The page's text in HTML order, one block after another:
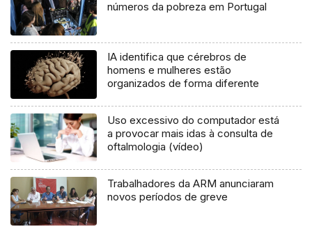
números da pobreza em Portugal
IA identifica que cérebros de
homens e mulheres estão
organizados de forma diferente
Uso excessivo do computador está
a provocar mais idas à consulta de
oftalmologia (vídeo)
Trabalhadores da ARM anunciaram
novos períodos de greve